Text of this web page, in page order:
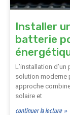
Installer
batterie
L’installation
solution moderne
approche
solaire et
continuer la lecture »